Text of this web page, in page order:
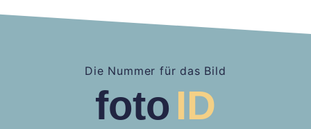
Die Nummer für das Bild
foto ID